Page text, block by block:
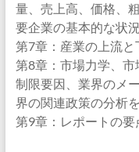
量、売上高、価格、
要企業の基本的な状
第7章：産業の上流と
第8章：市場力学、
制限要因、業界のメ
界の関連政策の分析を
第9章：レポートの要